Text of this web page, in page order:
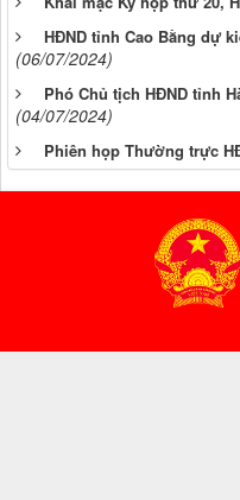
HĐND tỉnh Cao Bằng dự
(06/07/2024)
Phó Chủ tịch HĐND tỉnh
(04/07/2024)
Phiên họp Thường trực